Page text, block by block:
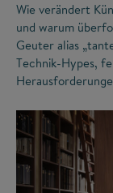
Wie verändert
und warum
Geuter alias
Technik-Hypes,